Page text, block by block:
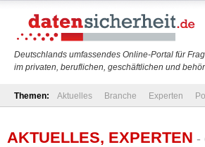
Deutschlands umfassendes Online-Portal für
im privaten, beruflichen, geschäftlichen und
Themen: Aktuelles Branche Experten
AKTUELLES, EXPERTEN -